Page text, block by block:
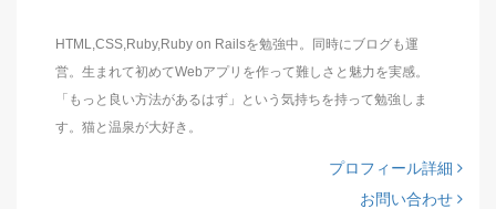
HTML,CSS,Ruby,Ruby on Railsを勉強中。同時にブログも運
営。生まれて初めてWebアプリを作って難しさと魅力を実感。
「もっと良い方法があるはず」という気持ちを持って勉強しま
す。猫と温泉が大好き。
プロフィール詳細
お問い合わせ